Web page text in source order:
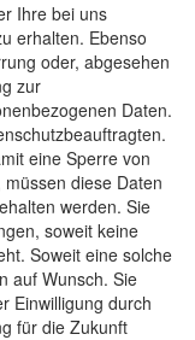
Ihre bei uns
erhalten. Ebenso
oder, abgesehen
zur
Daten.
eine Sperre von
diese Daten
werden. Sie
soweit keine
Soweit eine solche
auf Wunsch. Sie
Einwilligung durch
für die Zukunft